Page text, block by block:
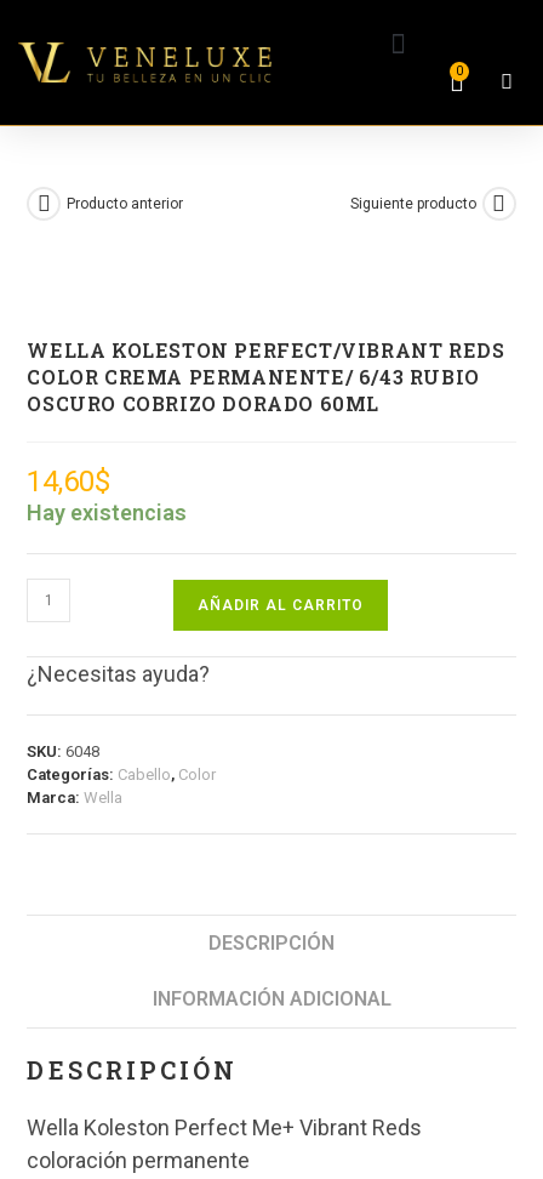
0
Producto anterior Siguiente producto
WELLA KOLESTON PERFECT/VIBRANT REDS
COLOR CREMA PERMANENTE/ 6/43 RUBIO
OSCURO COBRIZO DORADO 60ML
14,60$
Hay existencias
AÑADIR AL CARRITO
¿Necesitas ayuda?
SKU:6048
Categorías: Cabello, Color
Marca:Wella
DESCRIPCIÓN
INFORMACIÓN ADICIONAL
DESCRIPCIÓN
Wella Koleston Perfect Me+ Vibrant Reds
coloración permanente